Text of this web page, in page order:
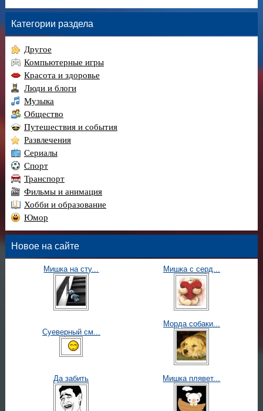
Категории раздела
Другое
Компьютерные игры
Красота и здоровье
Люди и блоги
Музыка
Общество
Путешествия и события
Развлечения
Сериалы
Спорт
Транспорт
Фильмы и анимация
Хобби и образование
Юмор
Новое на сайте
Мишка на сту... Мишка с серд...
Суеверный см...
Морда собаки...
Да забить Мишка плявет...